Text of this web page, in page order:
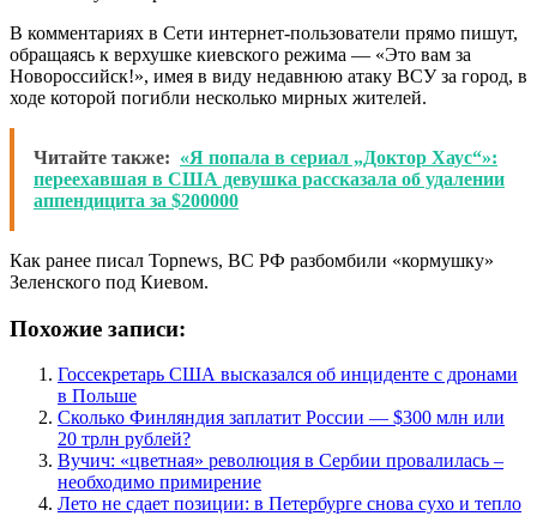
В комментариях в Сети интернет-пользователи прямо пишут,
обращаясь к верхушке киевского режима — «Это вам за
Новороссийск!», имея в виду недавнюю атаку ВСУ за город, в
ходе которой погибли несколько мирных жителей.
Читайте также: «Я попала в сериал „Доктор Хаус“»:
переехавшая в США девушка рассказала об удалении
аппендицита за $200000
Как ранее писал Topnews, ВС РФ разбомбили «кормушку»
Зеленского под Киевом.
Похожие записи:
Госсекретарь США высказался об инциденте с дронами
в Польше
Сколько Финляндия заплатит России — $300 млн или
20 трлн рублей?
Вучич: «цветная» революция в Сербии провалилась –
необходимо примирение
Лето не сдает позиции: в Петербурге снова сухо и тепло